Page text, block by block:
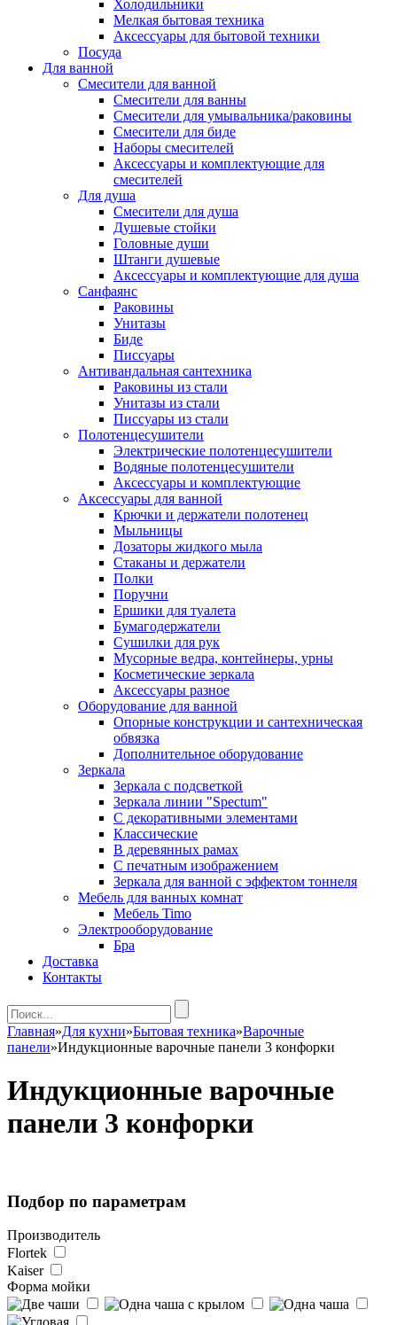
Холодильники
Мелкая бытовая техника
Аксессуары для бытовой техники
Посуда
Для ванной
Смесители для ванной
Смесители для ванны
Смесители для умывальника/раковины
Смесители для биде
Наборы смесителей
Аксессуары и комплектующие для
смесителей
Для душа
Смесители для душа
Душевые стойки
Головные души
Штанги душевые
Аксессуары и комплектующие для душа
Санфаянс
Раковины
Унитазы
Биде
Писсуары
Антивандальная сантехника
Раковины из стали
Унитазы из стали
Писсуары из стали
Полотенцесушители
Электрические полотенцесушители
Водяные полотенцесушители
Аксессуары и комплектующие
Аксессуары для ванной
Крючки и держатели полотенец
Мыльницы
Дозаторы жидкого мыла
Стаканы и держатели
Полки
Поручни
Ершики для туалета
Бумагодержатели
Сушилки для рук
Мусорные ведра, контейнеры, урны
Косметические зеркала
Аксессуары разное
Оборудование для ванной
Опорные конструкции и сантехническая
обвязка
Дополнительное оборудование
Зеркала
Зеркала с подсветкой
Зеркала линии "Spectum"
С декоративными элементами
Классические
В деревянных рамах
С печатным изображением
Зеркала для ванной с эффектом тоннеля
Мебель для ванных комнат
Мебель Timo
Электрооборудование
Бра
Доставка
Контакты
Главная»Для кухни»Бытовая техника»Варочные
панели»Индукционные варочные панели 3 конфорки
Индукционные варочные
панели 3 конфорки
Подбор по параметрам
Производитель
Flortek
Kaiser
Форма мойки